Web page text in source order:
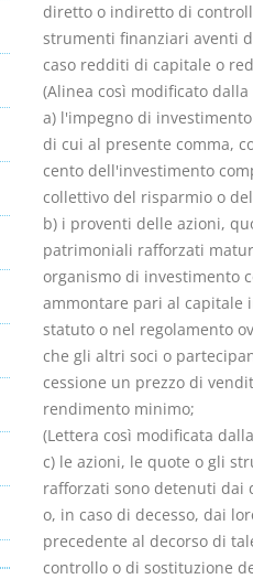
diretto o indiretto di
strumenti finanziari aventi
caso redditi di capitale o
(Alinea così modificato
a) l'impegno di
di cui al presente comma,
cento dell'investimento
collettivo del risparmio o
b) i proventi delle azioni,
patrimoniali rafforzati
organismo di investimento
ammontare pari al capitale
statuto o nel regolamento
che gli altri soci o
cessione un prezzo di
rendimento minimo;
(Lettera così modificata
c) le azioni, le quote o gli
rafforzati sono detenuti dai
o, in caso di decesso, dai
precedente al decorso di
controllo o di sostituzione